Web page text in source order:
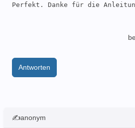
Perfekt. Danke für die
Antworten
✍anonym